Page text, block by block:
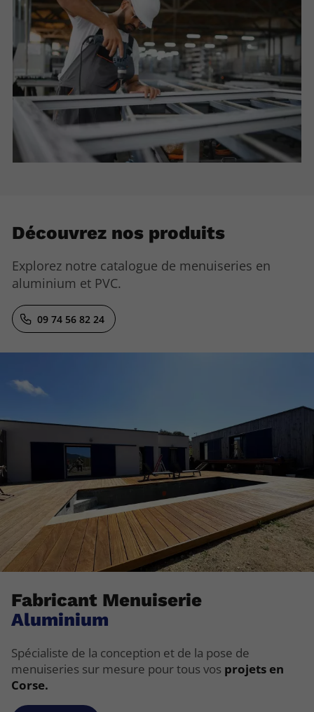
Découvrez nos produits
Explorez notre catalogue de menuiseries en
aluminium et PVC.
09 74 56 82 24
Fabricant Menuiserie
Aluminium
Spécialiste de la conception et de la pose de
menuiseries sur mesure pour tous vos projets en
Corse.